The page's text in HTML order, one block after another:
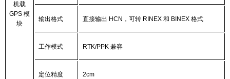
机载
GPS 模
块
输出格式 直接输出 HCN，可转 RINEX 和 BINEX 格式
工作模式 RTK/PPK 兼容
定位精度 2cm